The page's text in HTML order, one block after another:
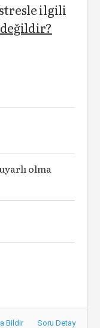
ilgili
değildir?
olma
Bildir Soru Detay